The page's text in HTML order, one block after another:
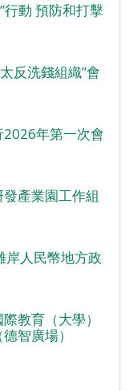
行動 預防和打擊
反洗錢組織”會
年第一次會
產業園工作組
岸人民幣地方政
教育（大學）
智廣場）